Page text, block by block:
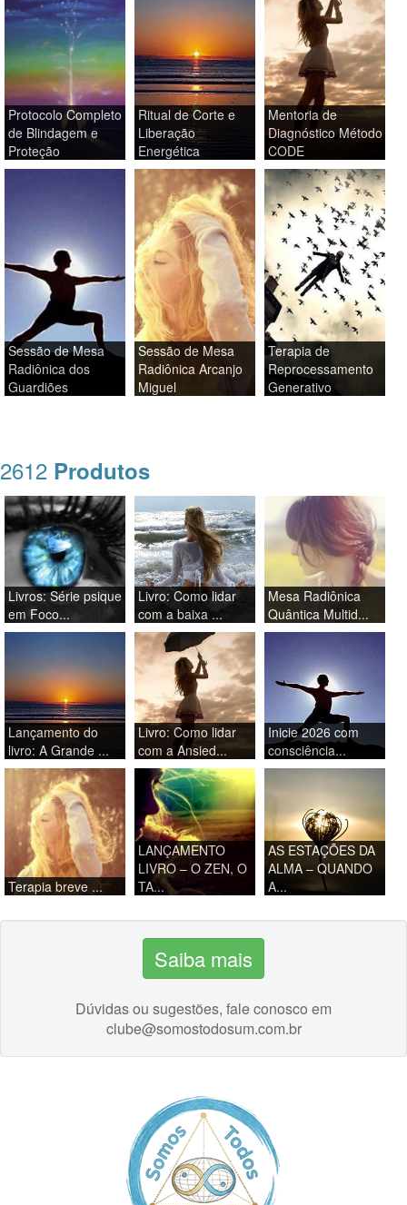
Protocolo Completo
de Blindagem e
Proteção
Ritual de Corte e
Liberação
Energética
Mentoria de
Diagnóstico Método
CODE
Sessão de Mesa
Radiônica dos
Guardiões
Sessão de Mesa
Radiônica Arcanjo
Miguel
Terapia de
Reprocessamento
Generativo
2612 Produtos
Livros: Série psique
em Foco...
Livro: Como lidar
com a baixa ...
Mesa Radiônica
Quântica Multid...
Lançamento do
livro: A Grande ...
Livro: Como lidar
com a Ansied...
Inicie 2026 com
consciência...
Terapia breve ...
LANÇAMENTO
LIVRO – O ZEN, O
TA...
AS ESTAÇÕES DA
ALMA – QUANDO
A...
Saiba mais
Dúvidas ou sugestões, fale conosco em
clube@somostodosum.com.br